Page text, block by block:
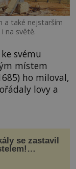
a také nejstarším
na světě.
svému
místem
ho miloval,
lovy a
se zastavil
síla?